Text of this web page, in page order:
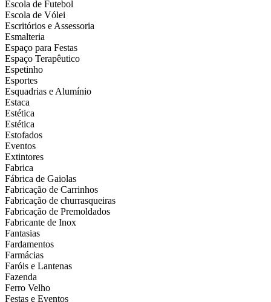
Escola de Futebol
Escola de Vólei
Escritórios e Assessoria
Esmalteria
Espaço para Festas
Espaço Terapêutico
Espetinho
Esportes
Esquadrias e Alumínio
Estaca
Estética
Estética
Estofados
Eventos
Extintores
Fabrica
Fábrica de Gaiolas
Fabricação de Carrinhos
Fabricação de churrasqueiras
Fabricação de Premoldados
Fabricante de Inox
Fantasias
Fardamentos
Farmácias
Faróis e Lantenas
Fazenda
Ferro Velho
Festas e Eventos